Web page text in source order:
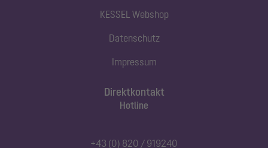
Direktkontakt
Hotline
+43 (0) 820 / 919240
KESSEL Webshop
Datenschutz
Impressum